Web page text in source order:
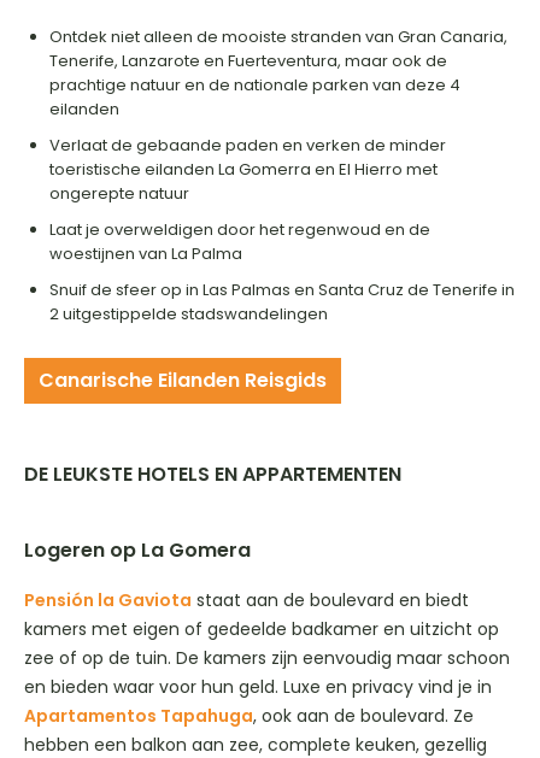
Ontdek niet alleen de mooiste stranden van Gran Canaria,
Tenerife, Lanzarote en Fuerteventura, maar ook de
prachtige natuur en de nationale parken van deze 4
eilanden
Verlaat de gebaande paden en verken de minder
toeristische eilanden La Gomerra en El Hierro met
ongerepte natuur
Laat je overweldigen door het regenwoud en de
woestijnen van La Palma
Snuif de sfeer op in Las Palmas en Santa Cruz de Tenerife in
2 uitgestippelde stadswandelingen
Canarische Eilanden Reisgids
DE LEUKSTE HOTELS EN APPARTEMENTEN
Logeren op La Gomera
Pensión la Gaviota staat aan de boulevard en biedt
kamers met eigen of gedeelde badkamer en uitzicht op
zee of op de tuin. De kamers zijn eenvoudig maar schoon
en bieden waar voor hun geld. Luxe en privacy vind je in
Apartamentos Tapahuga, ook aan de boulevard. Ze
hebben een balkon aan zee, complete keuken, gezellig